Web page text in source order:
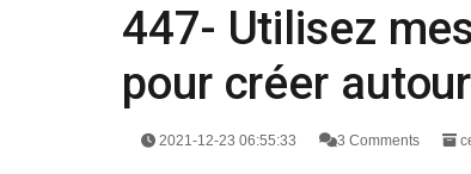
447- Utilisez
pour créer
2021-12-23 06:55:33 3 Comments